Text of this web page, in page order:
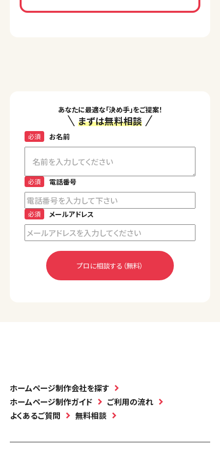
あなたに最適な「決め手」をご提案！
まずは無料相談
お名前
必須
電話番号
必須
メールアドレス
必須
ホームページ制作会社を探す
ホームページ制作ガイド
ご利用の流れ
よくあるご質問
無料相談